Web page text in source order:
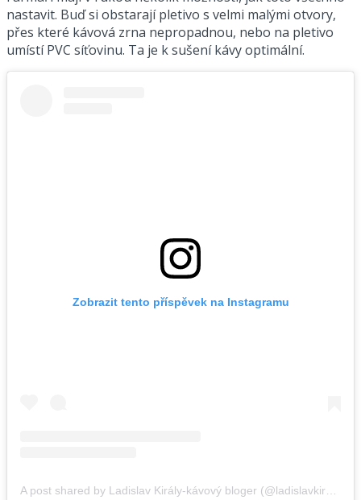
nastavit. Buď si obstarají pletivo s velmi malými otvory,
přes které kávová zrna nepropadnou, nebo na pletivo
umístí PVC síťovinu. Ta je k sušení kávy optimální.
Zobrazit tento příspěvek na Instagramu